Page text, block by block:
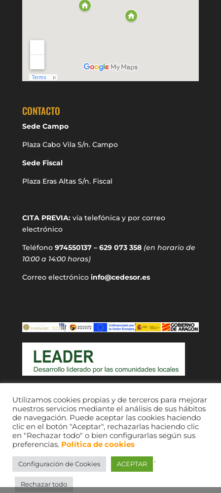
CONTACTO
Sede Campo
Plaza Cabo Vila S/n. Campo
Sede Fiscal
Plaza Eras Altas S/n. Fiscal
CITA PREVIA:vía telefónica y por correo
electrónico
Teléfono 974550137 – 629 073 358 (en horario de
10:00 a 14:00 horas)
Correo electrónico info@cedesor.es
CEDESOR 2021. © Imágenes, sus respectivos
autores; consultar fondos de comarcas Ribagorza
Utilizamos cookies propias y de terceros para mejorar
nuestros servicios mediante el análisis de sus hábitos
de navegación. Puede aceptar las cookies haciendo
clic en el botón "Aceptar", rechazarlas haciendo clic
en "Rechazar todo" o bien configurarlas según sus
preferencias. Política de cookies
Configuración de Cookies ACEPTAR `
Rechazar todo